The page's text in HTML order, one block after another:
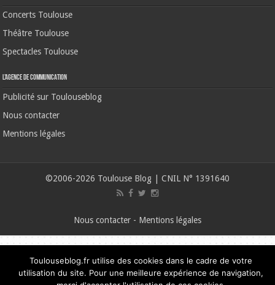
Concerts Toulouse
Théâtre Toulouse
Spectacles Toulouse
L’agence de communication
Publicité sur Toulouseblog
Nous contacter
Mentions légales
©2006-2026 Toulouse Blog | CNIL N° 1391640
Nous contacter - Mentions légales
Toulouseblog.fr utilise des cookies dans le cadre de votre
utilisation du site. Pour une meilleure expérience de navigation,